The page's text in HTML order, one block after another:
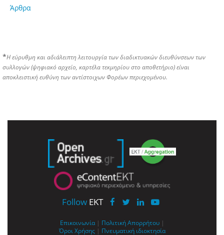
Άρθρα
*Η εύρυθμη και αδιάλειπτη λειτουργία των διαδικτυακών διευθύνσεων των
συλλογών (ψηφιακό αρχείο, καρτέλα τεκμηρίου στο αποθετήριο) είναι
αποκλειστική ευθύνη των αντίστοιχων Φορέων περιεχομένου.
Follow EKT
Επικοινωνία | Πολιτική Απορρήτου |
Όροι Χρήσης | Πνευματική ιδιοκτησία